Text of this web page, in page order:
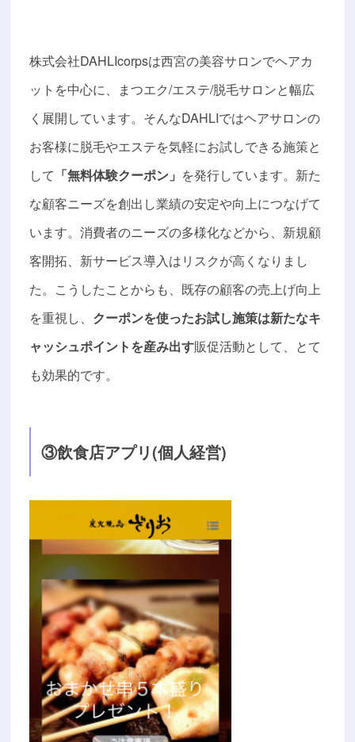
株式会社DAHLIcorpsは西宮の美容サロンでヘアカ
ットを中心に、まつエク/エステ/脱毛サロンと幅広
く展開しています。そんなDAHLIではヘアサロンの
お客様に脱毛やエステを気軽にお試しできる施策と
して 「無料体験クーポン」 を発行しています。新た
な顧客ニーズを創出し業績の安定や向上につなげて
います。消費者のニーズの多様化などから、新規顧
客開拓、新サービス導入はリスクが高くなりまし
た。こうしたことからも、既存の顧客の売上げ向上
を重視し、 クーポンを使ったお試し施策は新たなキ
ャッシュポイントを産み出す販促活動として、とて
も効果的です。
③飲食店アプリ(個人経営)